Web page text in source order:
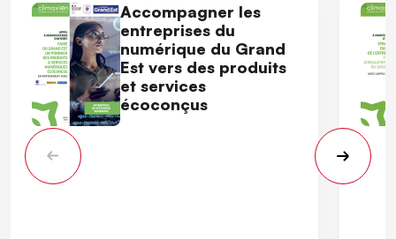
Accompagner les
entreprises du
numérique du Grand
Est vers des produits
et services
écoconçus